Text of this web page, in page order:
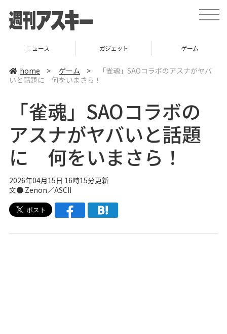
t
o
v
ニュース ガジェット ゲーム
home > ゲーム >
「雀魂」SAOコラボのアスナがヤバ
いと話題に 何をいまさら！
「雀魂」SAOコラボの
アスナがヤバいと話題
に 何をいまさら！
2026年04月15日 16時15分更新
文● Zenon／ASCII